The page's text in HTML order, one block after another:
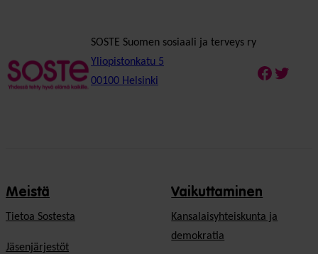
SOSTE Suomen sosiaali ja terveys ry
Yliopistonkatu 5
00100 Helsinki
Meistä
Tietoa Sostesta
Jäsenjärjestöt
Vaikuttaminen
Kansalaisyhteiskunta ja
demokratia